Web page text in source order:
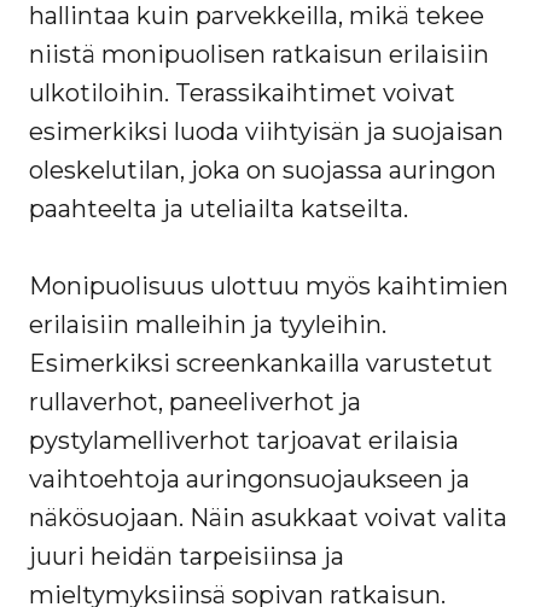
hallintaa kuin parvekkeilla, mikä tekee
niistä monipuolisen ratkaisun erilaisiin
ulkotiloihin. Terassikaihtimet voivat
esimerkiksi luoda viihtyisän ja suojaisan
oleskelutilan, joka on suojassa auringon
paahteelta ja uteliailta katseilta.
Monipuolisuus ulottuu myös kaihtimien
erilaisiin malleihin ja tyyleihin.
Esimerkiksi screenkankailla varustetut
rullaverhot, paneeliverhot ja
pystylamelliverhot tarjoavat erilaisia
vaihtoehtoja auringonsuojaukseen ja
näkösuojaan. Näin asukkaat voivat valita
juuri heidän tarpeisiinsa ja
mieltymyksiinsä sopivan ratkaisun.